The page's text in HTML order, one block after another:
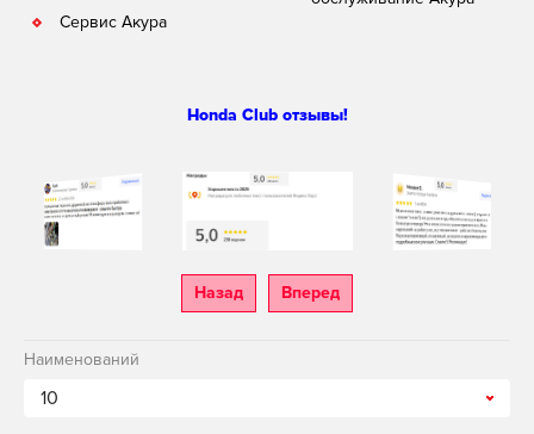
Сервис Акура
Honda Club отзывы!
Назад Вперед
Наименований
10